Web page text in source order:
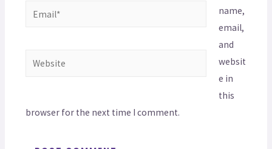
name,
email,
and
websit
e in
this
browser for the next time I comment.